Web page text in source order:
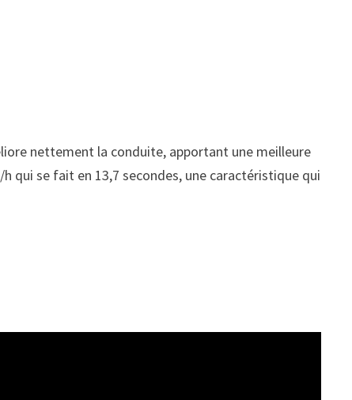
nettement la conduite, apportant une meilleure
qui se fait en 13,7 secondes, une caractéristique qui